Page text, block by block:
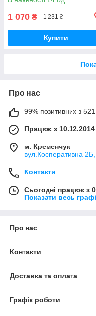
1 070 ₴ 1 231 ₴
Купити
Про нас
99% позитивних з 521
Працює з 10.12.2014
м. Кременчук
вул.Кооперативна
Контакти
Сьогодні працює з
Показати весь
Про нас
Контакти
Доставка та оплата
Графік роботи